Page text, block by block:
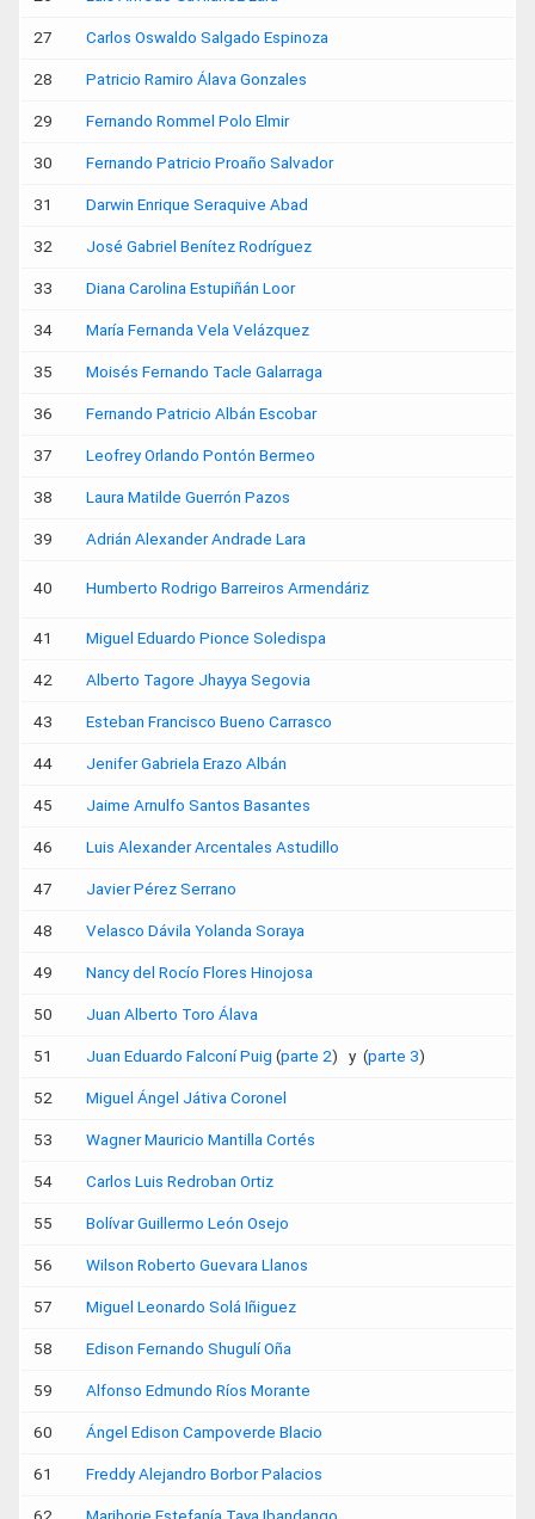
27 Carlos Oswaldo Salgado Espinoza
28 Patricio Ramiro Álava Gonzales
29 Fernando Rommel Polo Elmir
30 Fernando Patricio Proaño Salvador
31 Darwin Enrique Seraquive Abad
32 José Gabriel Benítez Rodríguez
33 Diana Carolina Estupiñán Loor
34 María Fernanda Vela Velázquez
35 Moisés Fernando Tacle Galarraga
36 Fernando Patricio Albán Escobar
37 Leofrey Orlando Pontón Bermeo
38 Laura Matilde Guerrón Pazos
39 Adrián Alexander Andrade Lara
40 Humberto Rodrigo Barreiros Armendáriz
41 Miguel Eduardo Pionce Soledispa
42 Alberto Tagore Jhayya Segovia
43 Esteban Francisco Bueno Carrasco
44 Jenifer Gabriela Erazo Albán
45 Jaime Arnulfo Santos Basantes
46 Luis Alexander Arcentales Astudillo
47 Javier Pérez Serrano
48 Velasco Dávila Yolanda Soraya
49 Nancy del Rocío Flores Hinojosa
50 Juan Alberto Toro Álava
51 Juan Eduardo Falconí Puig (parte 2) y (parte 3)
52 Miguel Ángel Játiva Coronel
53 Wagner Mauricio Mantilla Cortés
54 Carlos Luis Redroban Ortiz
55 Bolívar Guillermo León Osejo
56 Wilson Roberto Guevara Llanos
57 Miguel Leonardo Solá Iñiguez
58 Edison Fernando Shugulí Oña
59 Alfonso Edmundo Ríos Morante
60 Ángel Edison Campoverde Blacio
61 Freddy Alejandro Borbor Palacios